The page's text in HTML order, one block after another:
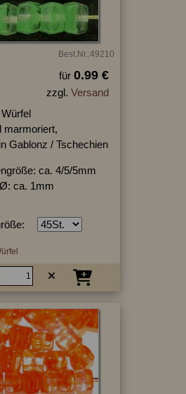
Best.Nr.:49210
für 0.99 €
zzgl. Versand
marmoriert,
Gablonz / Tschechien
ca. 4/5/5mm
ca. 1mm